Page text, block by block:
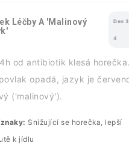
Léčby A 'Malinový
Den
4
od antibiotik klesá horečka.
opadá, jazyk je
('malinový').
Snižující se horečka, lepší
k jídlu